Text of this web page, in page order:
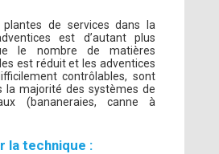
plantes de services dans la
est d’autant plus
le nombre de matières
est réduit et les adventices
contrôlables, sont
la majorité des systèmes de
(bananeraies, canne à
la technique :